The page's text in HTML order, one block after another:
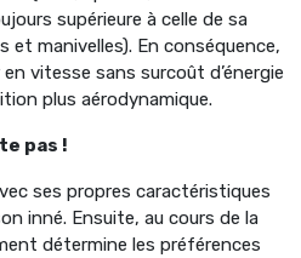
supérieure à celle de sa
et manivelles). En conséquence,
vitesse sans surcoût d’énergie
plus aérodynamique.
pas !
ses propres caractéristiques
inné. Ensuite, au cours de la
détermine les préférences